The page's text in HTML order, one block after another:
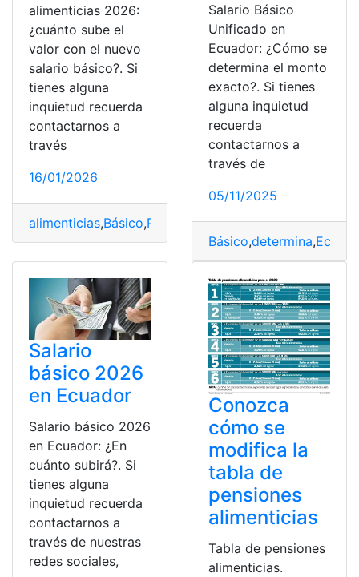
alimenticias 2026:
¿cuánto sube el
valor con el nuevo
salario básico?. Si
tienes alguna
inquietud recuerda
contactarnos a
través
16/01/2026
alimenticias,Básico,Pensión alimenticia,Pensiones,
Salario Básico
Unificado en
Ecuador: ¿Cómo se
determina el monto
exacto?. Si tienes
alguna inquietud
recuerda
contactarnos a
través de
05/11/2025
Básico,determina,
Salario
básico 2026
en Ecuador
Salario básico 2026
en Ecuador: ¿En
cuánto subirá?. Si
tienes alguna
inquietud recuerda
contactarnos a
través de nuestras
redes sociales,
Conozca
cómo se
modifica la
tabla de
pensiones
alimenticias
Tabla de pensiones
alimenticias.